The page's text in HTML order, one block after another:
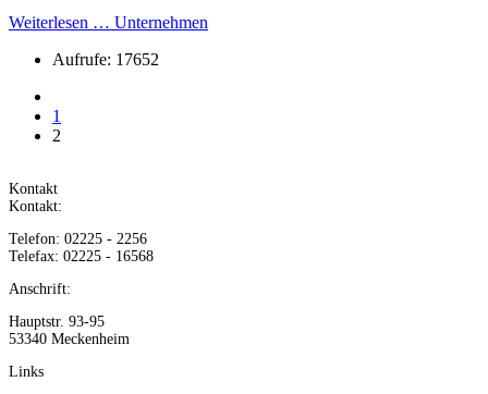
Weiterlesen … Unternehmen
Aufrufe: 17652
1
2
Kontakt
Kontakt:
Telefon: 02225 - 2256
Telefax: 02225 - 16568
Anschrift:
Hauptstr. 93-95
53340 Meckenheim
Links